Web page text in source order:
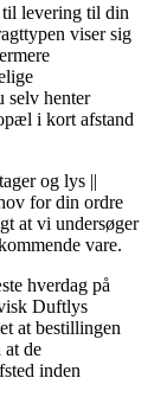
levering til din
viser sig
selv henter
i kort afstand
og lys ||
for din ordre
at vi undersøger
vare.
hverdag på
Duftlys
at bestillingen
at de
inden